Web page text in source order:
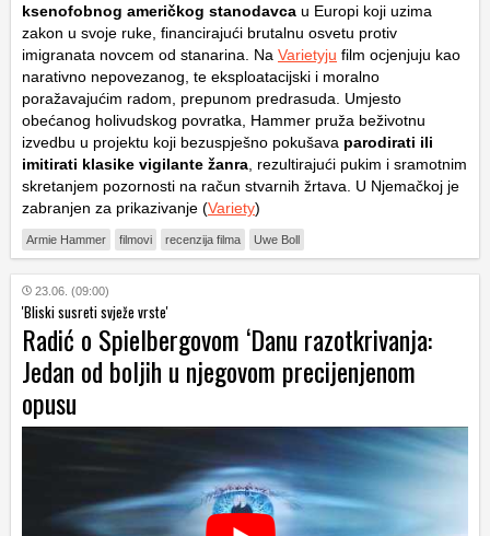
ksenofobnog američkog stanodavca u Europi koji uzima
zakon u svoje ruke, financirajući brutalnu osvetu protiv
imigranata novcem od stanarina. Na Varietyju film ocjenjuju kao
narativno nepovezanog, te eksploatacijski i moralno
poražavajućim radom, prepunom predrasuda. Umjesto
obećanog holivudskog povratka, Hammer pruža beživotnu
izvedbu u projektu koji bezuspješno pokušava parodirati ili
imitirati klasike vigilante žanra , rezultirajući pukim i sramotnim
skretanjem pozornosti na račun stvarnih žrtava. U Njemačkoj je
zabranjen za prikazivanje (Variety)
Armie Hammer filmovi recenzija filma Uwe Boll
23.06. (09:00)
'Bliski susreti svježe vrste'
Radić o Spielbergovom ‘Danu razotkrivanja:
Jedan od boljih u njegovom precijenjenom
opusu